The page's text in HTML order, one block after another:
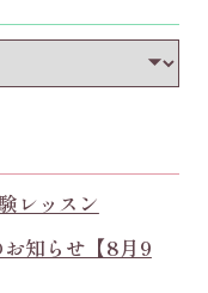
レッスン
知らせ【8月9